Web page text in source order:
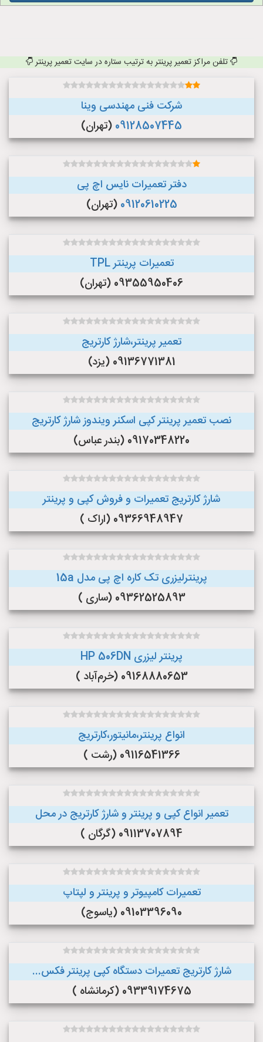
تلفن مراکز تعمیر پرینتر به ترتیب ستاره در سایت تعمیر پرینتر
شرکت فنی مهندسی وینا
09128507445 (تهران)
دفتر تعمیرات نایس اچ پی
09120610225 (تهران)
تعمیرات پرینتر TPL
09355950406 (تهران)
تعمیر پرینتر،شارژ کارتریج
09136771381 (یزد)
نصب تعمیر پرینتر کپی اسکنر ویندوز شارژ کارتریج
09170348220 (بندر عباس)
شارژ کارتریج تعمیرات و فروش کپی و پرینتر
09366948947 (اراک )
پرینترلیزری تک کاره اچ پی مدل 15a
09362525893 (ساری )
پرینتر لیزری HP 506DN
09168880653 (خرم‌آباد )
انواع پرینتر،مانیتور،کارتریج
09116541366 (رشت )
تعمیر انواع کپی و پرینتر و شارژ کارتریج در محل
09113707894 (گرگان )
تعمیرات کامپیوتر و پرینتر و لپتاپ
09103396090 (یاسوج)
شارژ کارتریج تعمیرات دستگاه کپی پرینتر فکس...
09339174675 (کرمانشاه )